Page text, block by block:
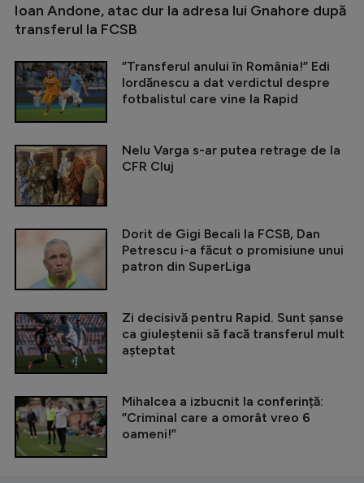
Ioan Andone, atac dur la adresa lui Gnahore după
transferul la FCSB
”Transferul anului în România!” Edi
Iordănescu a dat verdictul despre
fotbalistul care vine la Rapid
Nelu Varga s-ar putea retrage de la
CFR Cluj
Dorit de Gigi Becali la FCSB, Dan
Petrescu i-a făcut o promisiune unui
patron din SuperLiga
Zi decisivă pentru Rapid. Sunt șanse
ca giuleștenii să facă transferul mult
așteptat
Mihalcea a izbucnit la conferință:
”Criminal care a omorât vreo 6
oameni!”